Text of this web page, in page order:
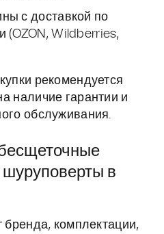
с доставкой по
(OZON, Wildberries,
рекомендуется
наличие гарантии и
обслуживания.
в
бренда, комплектации,